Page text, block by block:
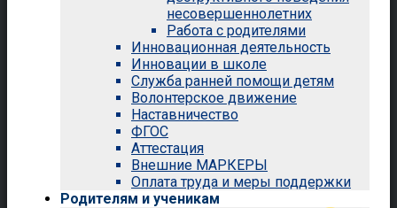
несовершеннолетних
Работа с родителями
Инновационная деятельность
Инновации в школе
Служба ранней помощи детям
Волонтерское движение
Наставничество
ФГОС
Аттестация
Внешние МАРКЕРЫ
Оплата труда и меры поддержки
Родителям и ученикам